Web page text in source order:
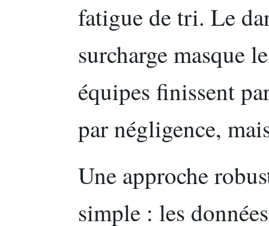
fatigue de tri. Le
surcharge masque
équipes finissent
par négligence,
Une approche
simple : les